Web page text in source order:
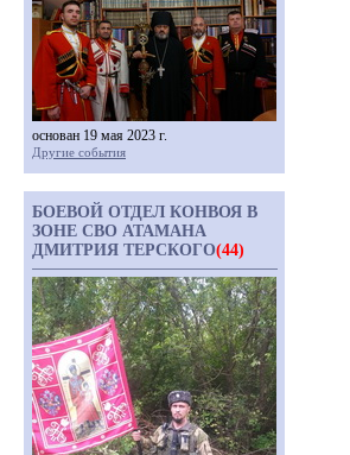
основан 19 мая 2023 г.
Другие события
БОЕВОЙ ОТДЕЛ КОНВОЯ В
ЗОНЕ СВО АТАМАНА
ДМИТРИЯ ТЕРСКОГО(44)